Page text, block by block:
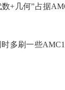
+几何”占据
多刷一些